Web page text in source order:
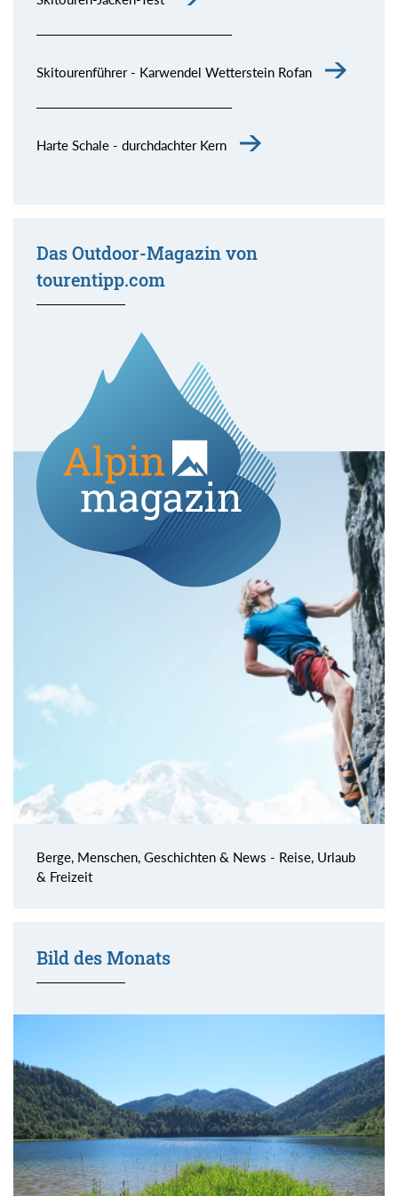
Skitourenführer - Karwendel Wetterstein Rofan
Harte Schale - durchdachter Kern
Das Outdoor-Magazin von
tourentipp.com
Berge, Menschen, Geschichten & News - Reise, Urlaub
& Freizeit
Bild des Monats